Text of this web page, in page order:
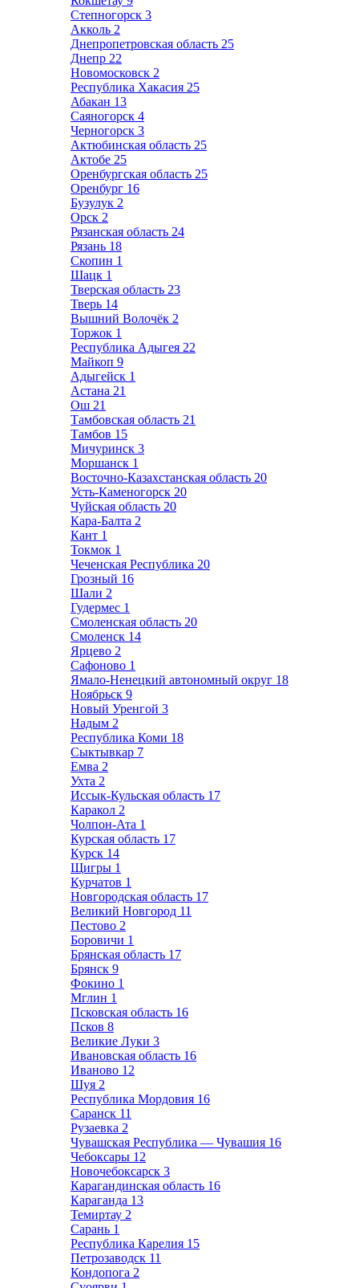
Степногорск 3
Акколь 2
Днепропетровская область 25
Днепр 22
Новомосковск 2
Республика Хакасия 25
Абакан 13
Саяногорск 4
Черногорск 3
Актюбинская область 25
Актобе 25
Оренбургская область 25
Оренбург 16
Бузулук 2
Орск 2
Рязанская область 24
Рязань 18
Скопин 1
Шацк 1
Тверская область 23
Тверь 14
Вышний Волочёк 2
Торжок 1
Республика Адыгея 22
Майкоп 9
Адыгейск 1
Астана 21
Ош 21
Тамбовская область 21
Тамбов 15
Мичуринск 3
Моршанск 1
Восточно-Казахстанская область 20
Усть-Каменогорск 20
Чуйская область 20
Кара-Балта 2
Кант 1
Токмок 1
Чеченская Республика 20
Грозный 16
Шали 2
Гудермес 1
Смоленская область 20
Смоленск 14
Ярцево 2
Сафоново 1
Ямало-Ненецкий автономный округ 18
Ноябрьск 9
Новый Уренгой 3
Надым 2
Республика Коми 18
Сыктывкар 7
Емва 2
Ухта 2
Иссык-Кульская область 17
Каракол 2
Чолпон-Ата 1
Курская область 17
Курск 14
Щигры 1
Курчатов 1
Новгородская область 17
Великий Новгород 11
Пестово 2
Боровичи 1
Брянская область 17
Брянск 9
Фокино 1
Мглин 1
Псковская область 16
Псков 8
Великие Луки 3
Ивановская область 16
Иваново 12
Шуя 2
Республика Мордовия 16
Саранск 11
Рузаевка 2
Чувашская Республика — Чувашия 16
Чебоксары 12
Новочебоксарск 3
Карагандинская область 16
Караганда 13
Темиртау 2
Сарань 1
Республика Карелия 15
Петрозаводск 11
Кондопога 2